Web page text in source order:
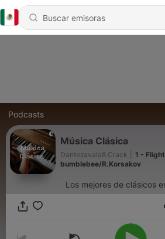
Podcasts
Música Clásica
Dantezavala8 Crack
1 -
bumblebee/R.Korsakov
Los mejores de clásicos